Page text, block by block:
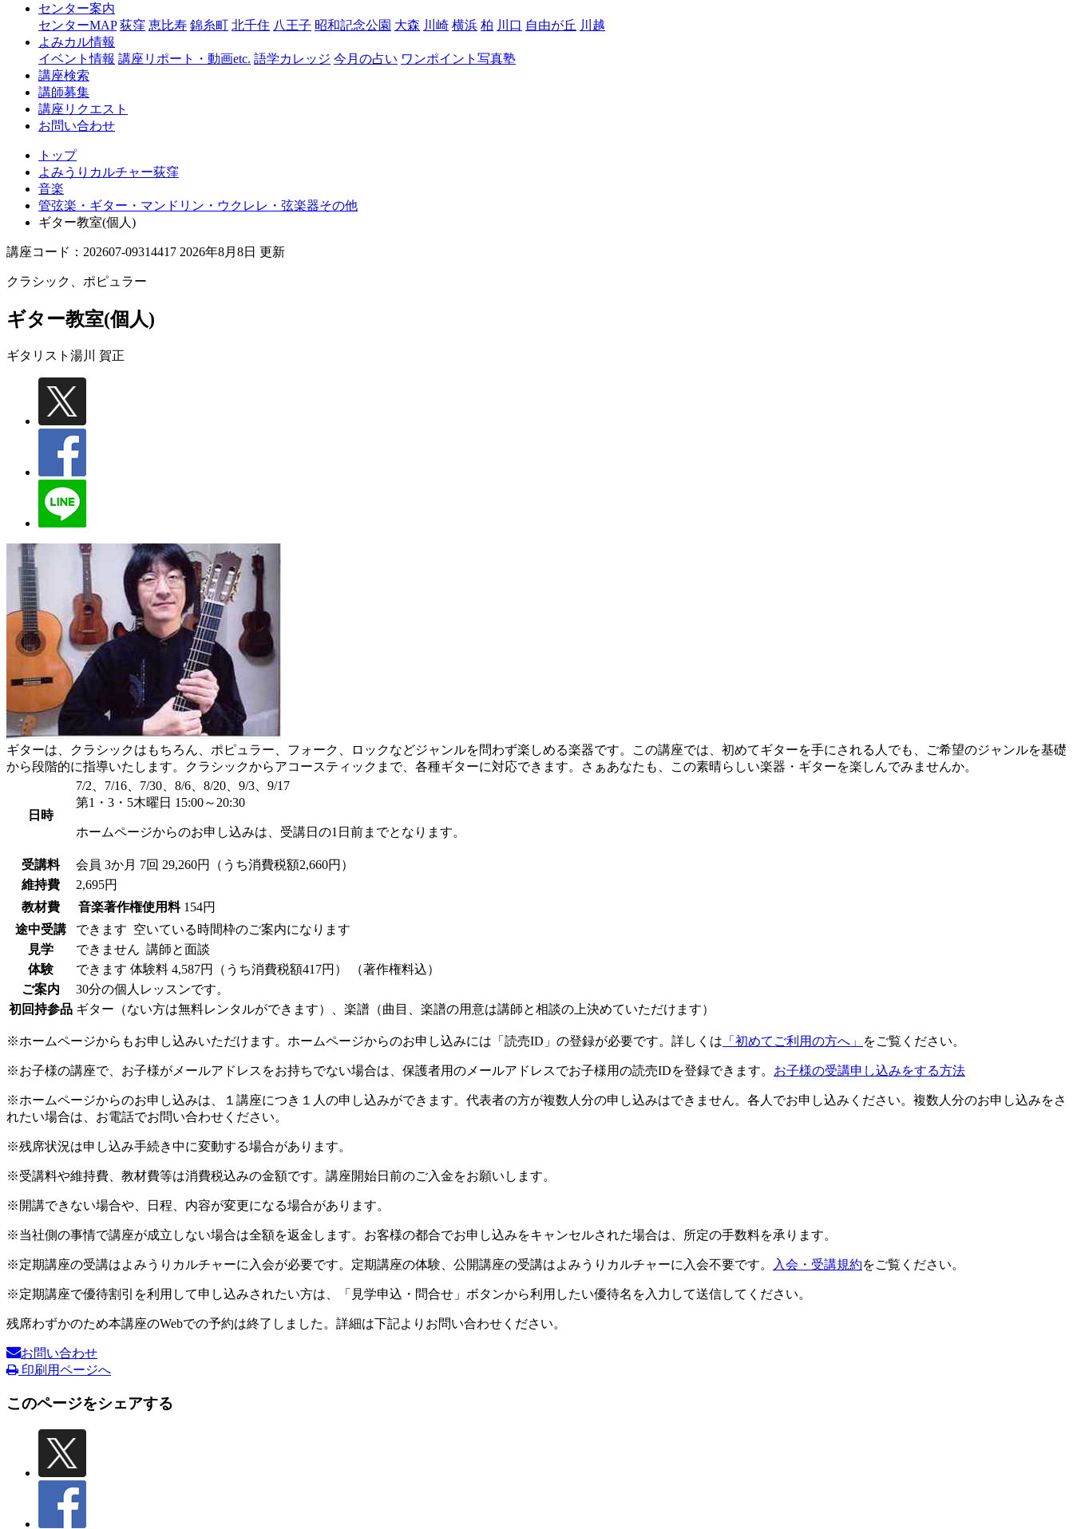
荻
窪
センター案内
センターMAP 荻窪 恵比寿 錦糸町 北千住 八王子 昭和記念公園 大森 川崎 横浜 柏 川口 自由が丘 川越
よみカル情報
イベント情報 講座リポート・動画etc. 語学カレッジ 今月の占い ワンポイント写真塾
講座検索
講師募集
講座リクエスト
お問い合わせ
トップ
よみうりカルチャー荻窪
音楽
管弦楽・ギター・マンドリン・ウクレレ・弦楽器その他
ギター教室(個人)
講座コード：202607-09314417 2026年8月8日 更新
クラシック、ポピュラー
ギター教室(個人)
ギタリスト 湯川 賀正
ギターは、クラシックはもちろん、ポピュラー、フォーク、ロックなどジャンルを問わず楽しめる楽器です。この講座では、初めてギターを手にされる人でも、ご希望のジャンルを基礎
から段階的に指導いたします。クラシックからアコースティックまで、各種ギターに対応できます。さぁあなたも、この素晴らしい楽器・ギターを楽しんでみませんか。
日時
7/2、7/16、7/30、8/6、8/20、9/3、9/17
第1・3・5木曜日 15:00～20:30
ホームページからのお申し込みは、受講日の1日前までとなります。
受講料 会員 3か月 7回 29,260円（うち消費税額2,660円）
維持費
2,695円
教材費
音楽著作権使用料 154円
途中受講
できます 空いている時間枠のご案内になります
見学
できません 講師と面談
体験
できます 体験料 4,587円（うち消費税額417円）
（著作権料込）
ご案内
30分の個人レッスンです。
初回持参品 ギター（ない方は無料レンタルができます）、楽譜（曲目、楽譜の用意は講師と相談の上決めていただけます）
※ホームページからもお申し込みいただけます。ホームページからのお申し込みには「読売ID」の登録が必要です。詳しくは 「初めてご利用の方へ」 をご覧ください。
※お子様の講座で、お子様がメールアドレスをお持ちでない場合は、保護者用のメールアドレスでお子様用の読売IDを登録できます。 お子様の受講申し込みをする方法
※ホームページからのお申し込みは、１講座につき１人の申し込みができます。代表者の方が複数人分の申し込みはできません。各人でお申し込みください。複数人分のお申し込みをさ
れたい場合は、お電話でお問い合わせください。
※残席状況は申し込み手続き中に変動する場合があります。
※受講料や維持費、教材費等は消費税込みの金額です。講座開始日前のご入金をお願いします。
※開講できない場合や、日程、内容が変更になる場合があります。
※当社側の事情で講座が成立しない場合は全額を返金します。お客様の都合でお申し込みをキャンセルされた場合は、所定の手数料を承ります。
※定期講座の受講はよみうりカルチャーに入会が必要です。定期講座の体験、公開講座の受講はよみうりカルチャーに入会不要です。 入会・受講規約をご覧ください。
※定期講座で優待割引を利用して申し込みされたい方は、「見学申込・問合せ」ボタンから利用したい優待名を入力して送信してください。
残席わずかのため本講座のWebでの予約は終了しました。詳細は下記よりお問い合わせください。
お問い合わせ
印刷用ページへ
このページをシェアする